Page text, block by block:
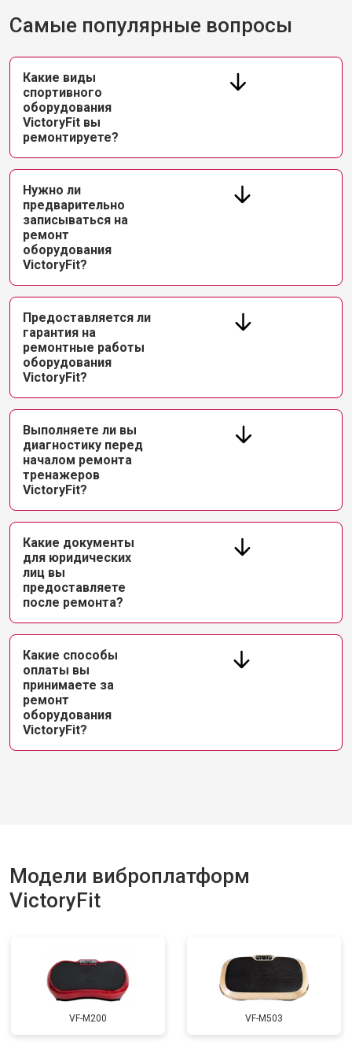
Самые популярные вопросы
Какие виды
спортивного
оборудования
VictoryFit вы
ремонтируете?
Нужно ли
предварительно
записываться на
ремонт
оборудования
VictoryFit?
Предоставляется ли
гарантия на
ремонтные работы
оборудования
VictoryFit?
Выполняете ли вы
диагностику перед
началом ремонта
тренажеров
VictoryFit?
Какие документы
для юридических
лиц вы
предоставляете
после ремонта?
Какие способы
оплаты вы
принимаете за
ремонт
оборудования
VictoryFit?
Модели виброплатформ
VictoryFit
VF-M200 VF-M503